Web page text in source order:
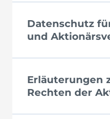
Datenschutz
und
Erläuterungen
Rechten der